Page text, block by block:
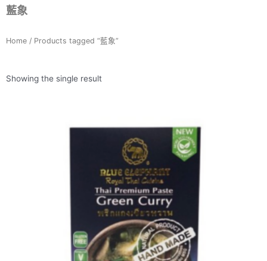
藍象
Home / Products tagged “藍象”
Showing the single result